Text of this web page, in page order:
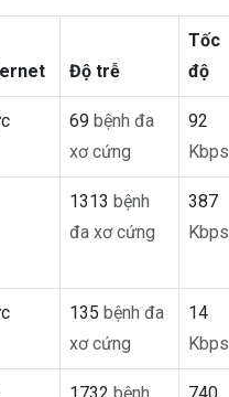
Độ trễ
Tốc
độ
69 bệnh đa
xơ cứng
92
Kbps
1313 bệnh
đa xơ cứng
387
Kbps
135 bệnh đa
xơ cứng
14
Kbps